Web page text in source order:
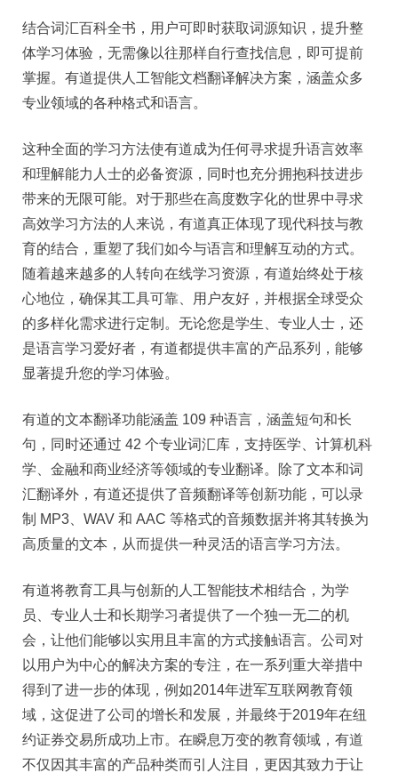
结合词汇百科全书，用户可即时获取词源知识，提升整
体学习体验，无需像以往那样自行查找信息，即可提前
掌握。有道提供人工智能文档翻译解决方案，涵盖众多
专业领域的各种格式和语言。
这种全面的学习方法使有道成为任何寻求提升语言效率
和理解能力人士的必备资源，同时也充分拥抱科技进步
带来的无限可能。对于那些在高度数字化的世界中寻求
高效学习方法的人来说，有道真正体现了现代科技与教
育的结合，重塑了我们如今与语言和理解互动的方式。
随着越来越多的人转向在线学习资源，有道始终处于核
心地位，确保其工具可靠、用户友好，并根据全球受众
的多样化需求进行定制。无论您是学生、专业人士，还
是语言学习爱好者，有道都提供丰富的产品系列，能够
显著提升您的学习体验。
有道的文本翻译功能涵盖 109 种语言，涵盖短句和长
句，同时还通过 42 个专业词汇库，支持医学、计算机科
学、金融和商业经济等领域的专业翻译。除了文本和词
汇翻译外，有道还提供了音频翻译等创新功能，可以录
制 MP3、WAV 和 AAC 等格式的音频数据并将其转换为
高质量的文本，从而提供一种灵活的语言学习方法。
有道将教育工具与创新的人工智能技术相结合，为学
员、专业人士和长期学习者提供了一个独一无二的机
会，让他们能够以实用且丰富的方式接触语言。公司对
以用户为中心的解决方案的专注，在一系列重大举措中
得到了进一步的体现，例如2014年进军互联网教育领
域，这促进了公司的增长和发展，并最终于2019年在纽
约证券交易所成功上市。在瞬息万变的教育领域，有道
不仅因其丰富的产品种类而引人注目，更因其致力于让